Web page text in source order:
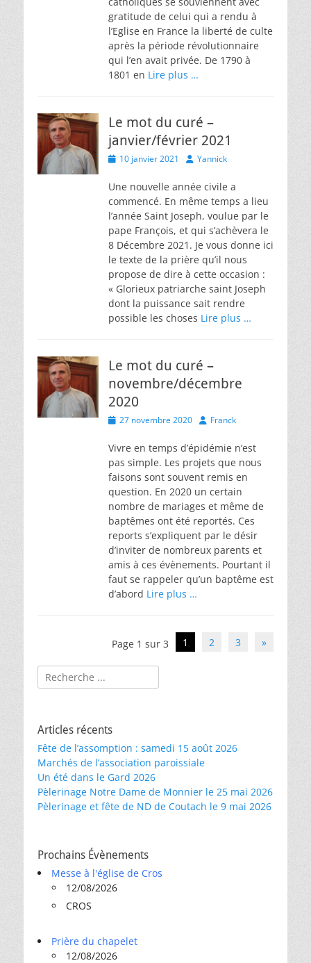
gratitude de celui qui a rendu à
l’Eglise en France la liberté de culte
après la période révolutionnaire
qui l’en avait privée. De 1790 à
1801 en Lire plus …
Le mot du curé –
janvier/février 2021
Posted10 janvier 2021 Author
Yannick
Une nouvelle année civile a
commencé. En même temps a lieu
l’année Saint Joseph, voulue par le
pape François, et qui s’achèvera le
8 Décembre 2021. Je vous donne ici
le texte de la prière qu’il nous
propose de dire à cette occasion :
« Glorieux patriarche saint Joseph
dont la puissance sait rendre
possible les choses Lire plus …
Le mot du curé –
novembre/décembre
2020
Posted
27 novembre 2020 AuthorFranck
Vivre en temps d’épidémie n’est
pas simple. Les projets que nous
faisons sont souvent remis en
question. En 2020 un certain
nombre de mariages et même de
baptêmes ont été reportés. Ces
reports s’expliquent par le désir
d’inviter de nombreux parents et
amis à ces évènements. Pourtant il
faut se rappeler qu’un baptême est
d’abord Lire plus …
articles
Page 1 sur 3 1 2 3 »
Rechercher :
Articles récents
Fête de l’assomption : samedi 15 août 2026
Marchés de l’association paroissiale
Un été dans le Gard 2026
Pèlerinage Notre Dame de Monnier le 25 mai 2026
Pèlerinage et fête de ND de Coutach le 9 mai 2026
Prochains Évènements
Messe à l'église de Cros
12/08/2026
CROS
Prière du chapelet
12/08/2026